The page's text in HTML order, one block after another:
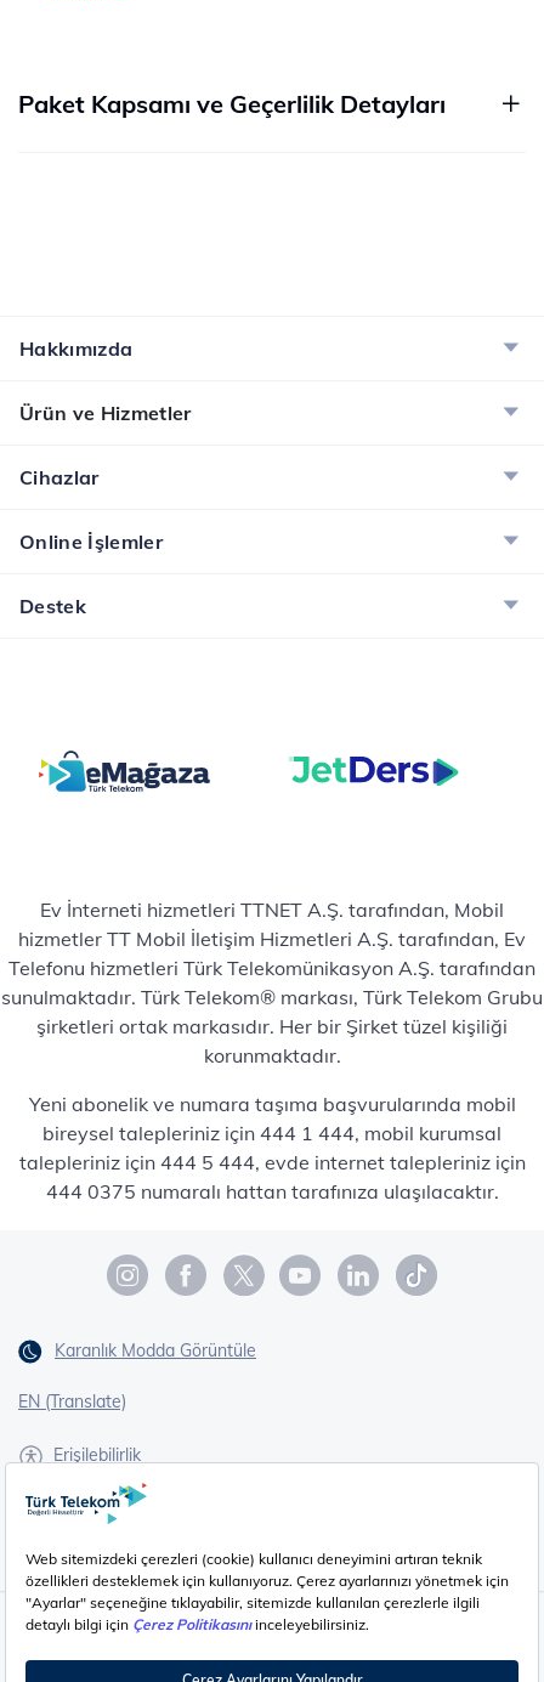
Paket Kapsamı ve Geçerlilik Detayları
Hakkımızda
Ürün ve Hizmetler
Cihazlar
Online İşlemler
Destek
Ev İnterneti hizmetleri TTNET A.Ş. tarafından, Mobil
hizmetler TT Mobil İletişim Hizmetleri A.Ş. tarafından, Ev
Telefonu hizmetleri Türk Telekomünikasyon A.Ş. tarafından
sunulmaktadır. Türk Telekom® markası, Türk Telekom Grubu
şirketleri ortak markasıdır. Her bir Şirket tüzel kişiliği
korunmaktadır.
Yeni abonelik ve numara taşıma başvurularında mobil
bireysel talepleriniz için 444 1 444, mobil kurumsal
talepleriniz için 444 5 444, evde internet talepleriniz için
444 0375 numaralı hattan tarafınıza ulaşılacaktır.
Karanlık Modda Görüntüle
EN (Translate)
Erişilebilirlik
İşaret Dili Çevirisi